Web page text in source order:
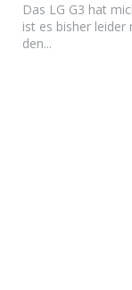
Das LG G3 hat
ist es bisher
den...